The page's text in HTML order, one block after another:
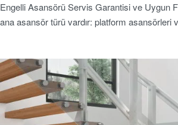
Engelli Asansörü Servis Garantisi ve Uygun
ana asansör türü vardır: platform